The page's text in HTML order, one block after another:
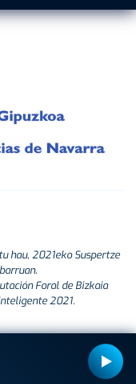
hau, 2021eko Suspertze
Foral de Bizkaia
2021.